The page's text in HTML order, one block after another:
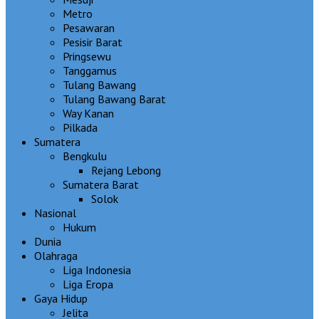
Metro
Pesawaran
Pesisir Barat
Pringsewu
Tanggamus
Tulang Bawang
Tulang Bawang Barat
Way Kanan
Pilkada
Sumatera
Bengkulu
Rejang Lebong
Sumatera Barat
Solok
Nasional
Hukum
Dunia
Olahraga
Liga Indonesia
Liga Eropa
Gaya Hidup
Jelita